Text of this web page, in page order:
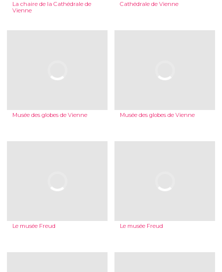
La chaire de la Cathédrale de
Vienne
Cathédrale de Vienne
Musée des globes de Vienne Musée des globes de Vienne
Le musée Freud Le musée Freud